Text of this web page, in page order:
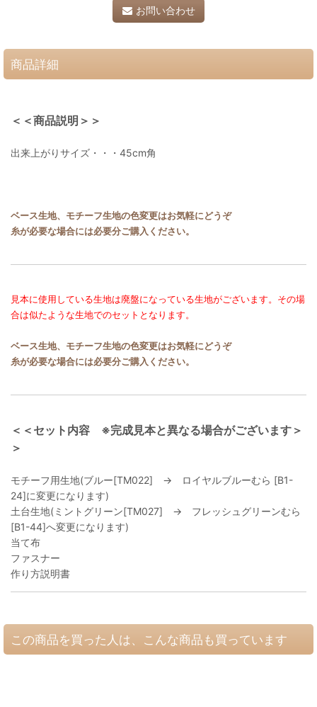
お問い合わせ
商品詳細
＜＜商品説明＞＞
出来上がりサイズ・・・45cm角
ベース生地、モチーフ生地の色変更はお気軽にどうぞ
糸が必要な場合には必要分ご購入ください。
見本に使用している生地は廃盤になっている生地がございます。その場
合は似たような生地でのセットとなります。
ベース生地、モチーフ生地の色変更はお気軽にどうぞ
糸が必要な場合には必要分ご購入ください。
＜＜セット内容 ※完成見本と異なる場合がございます＞
＞
モチーフ用生地(ブルー[TM022] → ロイヤルブルーむら [B1-
24]に変更になります)
土台生地(ミントグリーン[TM027] → フレッシュグリーンむら
[B1-44]へ変更になります)
当て布
ファスナー
作り方説明書
この商品を買った人は、こんな商品も買っています